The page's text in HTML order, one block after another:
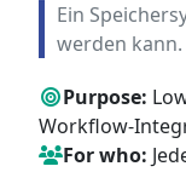
Ein
werden kann.
Purpose:
Workflow-
For who: